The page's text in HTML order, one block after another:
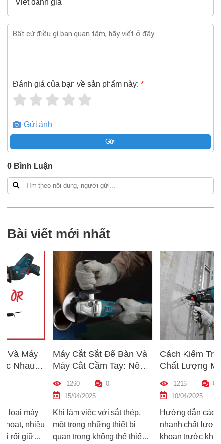
Viết đánh giá
Đánh giá của bạn về sản phẩm này: *
Gửi ảnh
Gửi
0 Bình Luận
Bài viết mới nhất
Máy Cắt Sắt Để Bàn Và
Máy Cắt Cầm Tay: Nên
Chọn Loại Nào Phù Hợp
0
15/04/2025
Khi làm việc với sắt thép,
một trong những thiết bị
quan trọng không thể thiếu
Cách Kiểm Tra Nhanh
Chất Lượng Máy Khoan
Trước Khi Mua – Hướng
Dẫn Chi Tiết Cho Người
0
10/04/2025
Hướng dẫn cách kiểm tra
nhanh chất lượng máy
khoan trước khi mua – giúp